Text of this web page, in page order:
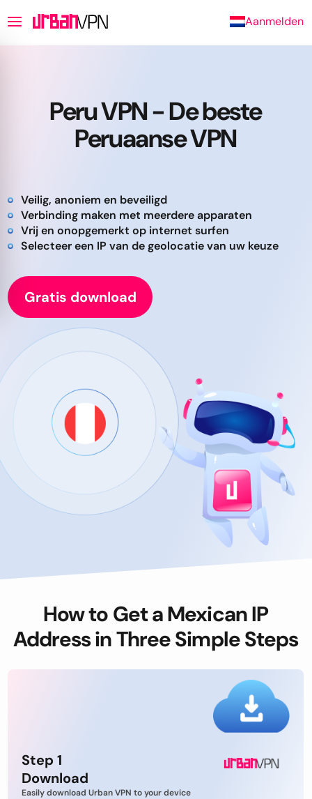
Aanmelden
Peru VPN - De beste
Peruaanse VPN
Veilig, anoniem en beveiligd
Verbinding maken met meerdere apparaten
Vrij en onopgemerkt op internet surfen
Selecteer een IP van de geolocatie van uw keuze
Gratis download
How to Get a Mexican IP
Address in Three Simple Steps
Step 1
Download
Easily download Urban VPN to your device